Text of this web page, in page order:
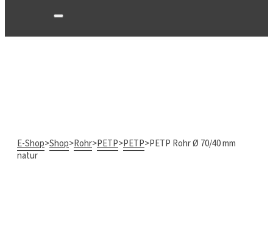
E-Shop>Shop>Rohr>PETP>PETP>PETP Rohr Ø 70/40 mm
natur